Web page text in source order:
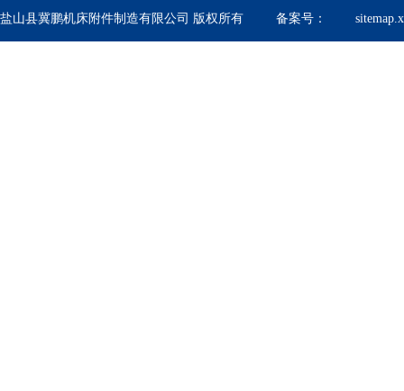
盐山县冀鹏机床附件制造有限公司 版权所有 备案号：